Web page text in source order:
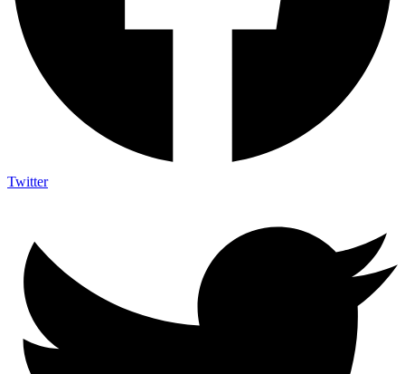
Twitter